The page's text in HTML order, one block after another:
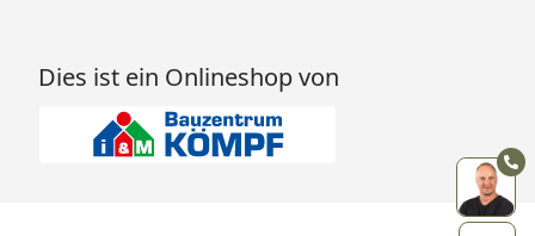
Dies ist ein Onlineshop von